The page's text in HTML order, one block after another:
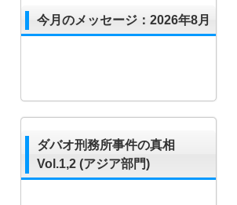
今月のメッセージ：2026年8月
ダバオ刑務所事件の真相
Vol.1,2 (アジア部門)